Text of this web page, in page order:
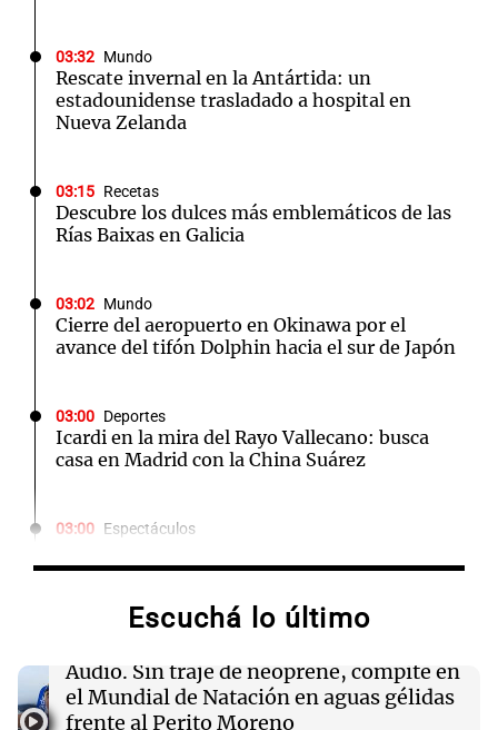
03:32 Mundo
Rescate invernal en la Antártida: un
estadounidense trasladado a hospital en
Nueva Zelanda
03:15 Recetas
Descubre los dulces más emblemáticos de las
Rías Baixas en Galicia
03:02 Mundo
Cierre del aeropuerto en Okinawa por el
avance del tifón Dolphin hacia el sur de Japón
03:00 Deportes
Icardi en la mira del Rayo Vallecano: busca
casa en Madrid con la China Suárez
03:00 Espectáculos
China Suárez se muda a Madrid
Descuentos de hasta $400 en entradas para
TechCrunch Disrupt 2026 hasta mañana
Escuchá lo último
Audio. Sin traje de neoprene, compite en
el Mundial de Natación en aguas gélidas
frente al Perito Moreno